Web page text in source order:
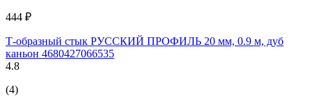
444 ₽
Т-образный стык РУССКИЙ ПРОФИЛЬ 20 мм, 0.9 м, дуб
каньон 4680427066535
4.8
(4)